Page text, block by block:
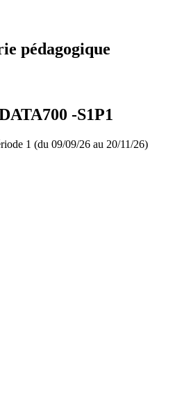
pédagogique
-S1P1
1 (du 09/09/26 au 20/11/26)